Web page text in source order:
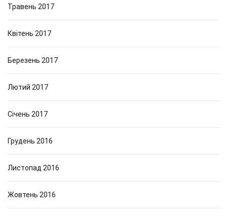
Травень 2017
Квітень 2017
Березень 2017
Лютий 2017
Січень 2017
Грудень 2016
Листопад 2016
Жовтень 2016